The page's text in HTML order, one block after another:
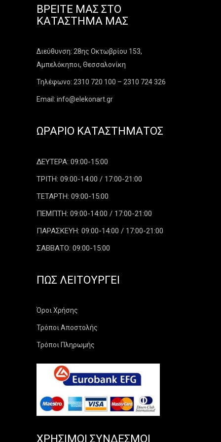
ΒΡΕΊΤΕ ΜΑΣ ΣΤΟ
ΚΑΤΆΣΤΗΜΑ ΜΑΣ
Διεύθυνση: 28ης Οκτωβρίου 153,
Αμπελόκηποι, Θεσσαλονίκη
Τηλέφωνο: 2310 720 100 – 2310 724 326
Email: info@elekonart.gr
ΩΡΆΡΙΟ ΚΑΤΑΣΤΉΜΑΤΟΣ
ΔΕΥΤΕΡΑ: 09:00-15:00
ΤΡΙΤΗ: 09:00-14:00 / 17:00-21:00
ΤΕΤΑΡΤΗ: 09:00-15:00
ΠΕΜΠΤΗ: 09:00-14:00 / 17:00-21:00
ΠΑΡΑΣΚΕΥΗ: 09:00-14:00 / 17:00-21:00
ΣΑΒΒΑΤΟ: 09:00-15:00
ΠΏΣ ΛΕΙΤΟΥΡΓΕΊ
Όροι Χρήσης
Τρόποι Αποστολής
Τρόποι Πληρωμής
ΧΡΉΣΙΜΟΙ ΣΎΝΔΕΣΜΟΙ